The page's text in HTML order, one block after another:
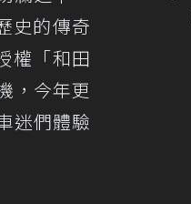
史的傳奇
權「和田
，今年更
迷們體驗